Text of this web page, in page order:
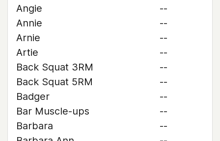
Angie
--
Annie
--
Arnie
--
Artie
--
Back Squat 3RM
--
Back Squat 5RM
--
Badger
--
Bar Muscle-ups
--
Barbara
--